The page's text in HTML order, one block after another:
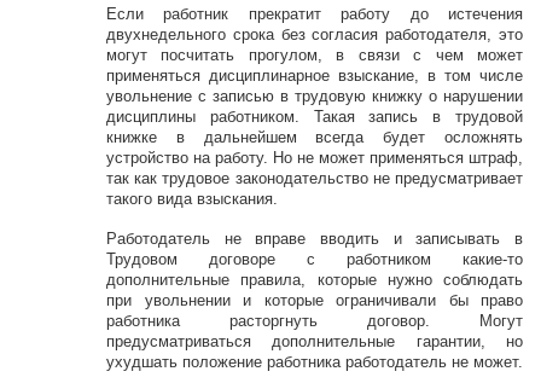
Если работник прекратит работу до истечения
двухнедельного срока без согласия работодателя, это
могут посчитать прогулом, в связи с чем может
применяться дисциплинарное взыскание, в том числе
увольнение с записью в трудовую книжку о нарушении
дисциплины работником. Такая запись в трудовой
книжке в дальнейшем всегда будет осложнять
устройство на работу. Но не может применяться штраф,
так как трудовое законодательство не предусматривает
такого вида взыскания.
Работодатель не вправе вводить и записывать в
Трудовом договоре с работником какие-то
дополнительные правила, которые нужно соблюдать
при увольнении и которые ограничивали бы право
работника расторгнуть договор. Могут
предусматриваться дополнительные гарантии, но
ухудшать положение работника работодатель не может.